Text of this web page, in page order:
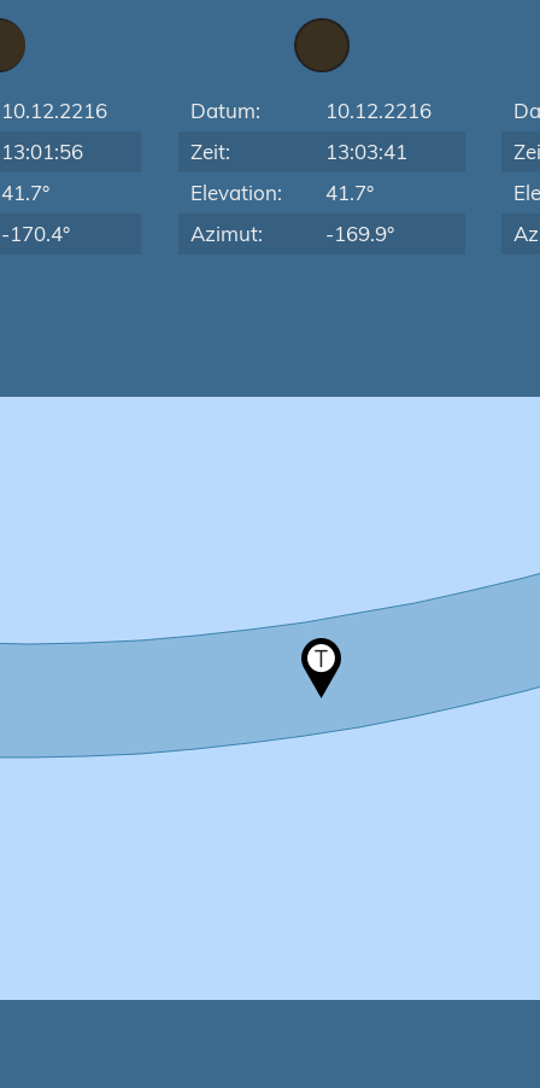
10.12.2216
13:01:56
41.7°
-170.4°
Datum:
10.12.2216
Zeit:
13:03:41
Elevation:
41.7°
Azimut:
-169.9°